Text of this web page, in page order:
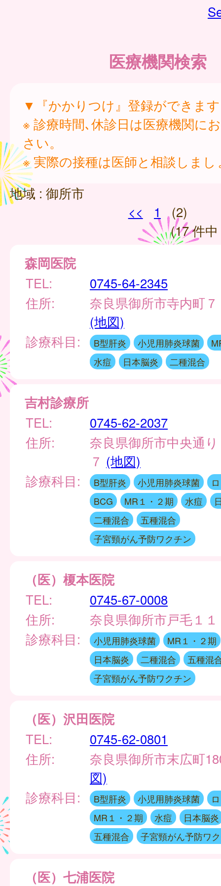
医療機関検索
▼『かかりつけ』登録ができま
※ 診療時間､休診日は医療機関に
さい。
※ 実際の接種は医師と相談しまし
地域 : 御所市
<<
1
(2)
(17 件
森岡医院
TEL:
0745-64-2345
住所:
奈良県御所市寺内町
(地図)
診療科目:
B型肝炎 小児用肺炎球菌
水痘
日本脳炎 二種混合
吉村診療所
TEL:
0745-62-2037
住所:
奈良県御所市中央通
７ (地図)
診療科目:
B型肝炎 小児用肺炎球菌
BCG
MR１・２期 水痘
二種混合
五種混合
子宮頸がん予防ワクチン
（医）榎本医院
TEL:
0745-67-0008
住所:
奈良県御所市戸毛１
診療科目:
小児用肺炎球菌
MR１・２期
日本脳炎
二種混合
五種混
子宮頸がん予防ワクチン
（医）沢田医院
TEL:
0745-62-0801
住所:
奈良県御所市末広町
図)
診療科目:
B型肝炎 小児用肺炎球菌
MR１・２期
水痘
日本脳炎
五種混合
子宮頸がん予防ワ
（医）七浦医院